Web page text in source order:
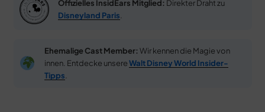
Offizielles InsidEars Mitglied: Direkter Draht zu
Disneyland Paris
Ehemalige Cast Member: Wir kennen die Magie von
innen. Entdecke unsereWalt Disney World Insider-
Tipps